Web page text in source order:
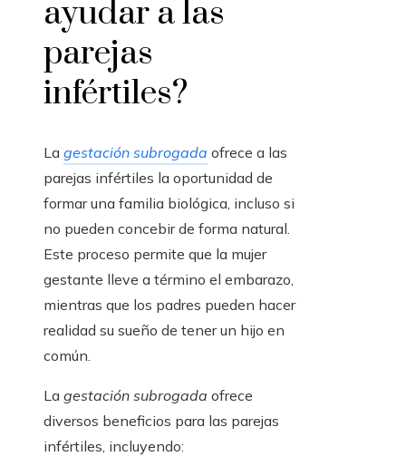
ayudar a las
parejas
infértiles?
La gestación subrogada ofrece a las
parejas infértiles la oportunidad de
formar una familia biológica, incluso si
no pueden concebir de forma natural.
Este proceso permite que la mujer
gestante lleve a término el embarazo,
mientras que los padres pueden hacer
realidad su sueño de tener un hijo en
común.
La gestación subrogada ofrece
diversos beneficios para las parejas
infértiles, incluyendo: